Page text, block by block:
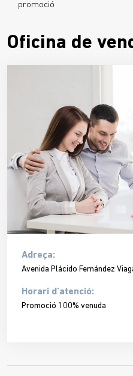
promoció
Oficina de
Adreça:
Avenida Plácido Fernández
Horari d’atenció:
Promoció 100% venuda